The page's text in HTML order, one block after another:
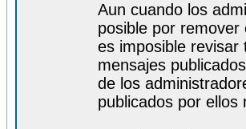
Aun cuando los
posible por
es imposible
mensajes
de los
publicados por